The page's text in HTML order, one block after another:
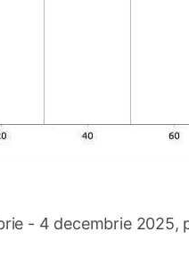
- 4 decembrie 2025,